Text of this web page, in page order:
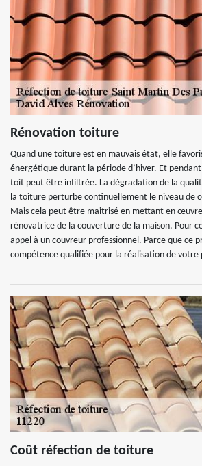
Rénovation toiture
Quand une toiture est en mauvais état, elle
énergétique durant la période d’hiver. Et
toit peut être infiltrée. La dégradation de la
la toiture perturbe continuellement le niveau de
Mais cela peut être maitrisé en mettant en
rénovatrice de la couverture de la maison. Pour
appel à un couvreur professionnel. Parce que ce
compétence qualifiée pour la réalisation de votre
Coût réfection de toiture